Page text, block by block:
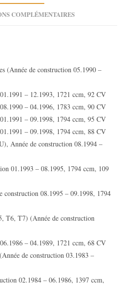
COMPLÉMENTAIRES
(Année de construction 05.1990 –
– 12.1993, 1721 ccm, 92 CV
– 04.1996, 1783 ccm, 90 CV
– 09.1998, 1794 ccm, 95 CV
– 09.1998, 1794 ccm, 88 CV
Année de construction 08.1994 –
01.1993 – 08.1995, 1794 ccm, 109
construction 08.1995 – 09.1998, 1794
T6, T7) (Année de construction
– 04.1989, 1721 ccm, 68 CV
de construction 03.1983 –
02.1984 – 06.1986, 1397 ccm,